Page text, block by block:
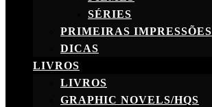
SÉRIES
PRIMEIRAS IMPRESSÕES
DICAS
LIVROS
LIVROS
GRAPHIC NOVELS/HQS